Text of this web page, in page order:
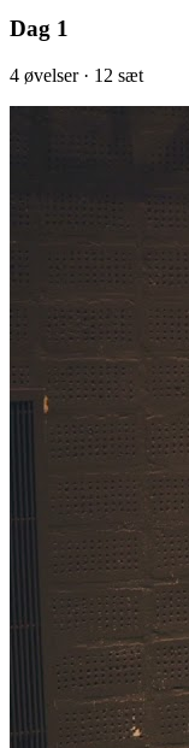
Dag 1
4 øvelser· 12 sæt